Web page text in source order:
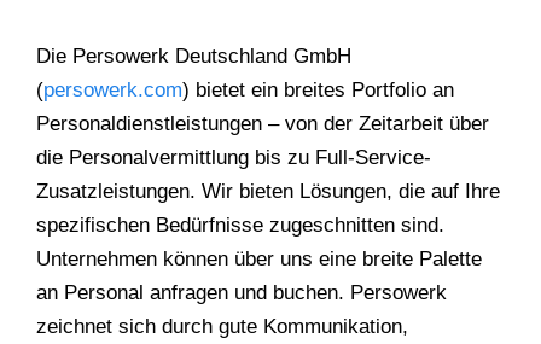
Die Persowerk Deutschland GmbH
(persowerk.com) bietet ein breites Portfolio an
Personaldienstleistungen – von der Zeitarbeit über
die Personalvermittlung bis zu Full-Service-
Zusatzleistungen. Wir bieten Lösungen, die auf Ihre
spezifischen Bedürfnisse zugeschnitten sind.
Unternehmen können über uns eine breite Palette
an Personal anfragen und buchen. Persowerk
zeichnet sich durch gute Kommunikation,